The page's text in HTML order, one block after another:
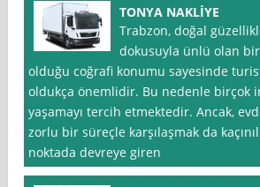
TONYA NAKLİYE
Trabzon, doğal
dokusuyla ünlü olan
olduğu coğrafi konumu sayesinde
oldukça önemlidir. Bu nedenle birçok
yaşamayı tercih etmektedir. Ancak,
zorlu bir süreçle karşılaşmak da
noktada devreye giren